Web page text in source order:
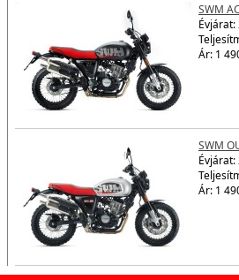
SWM
Évjárat:
Ár: 1
SWM
Évjárat:
Ár: 1